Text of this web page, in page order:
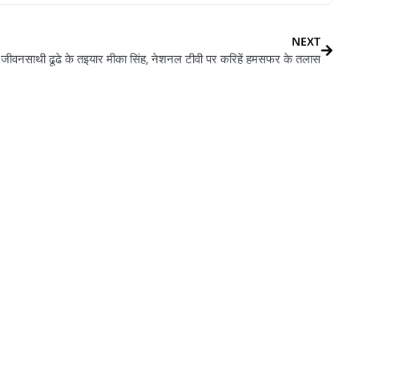
NEXT
जीवनसाथी ढूढे के तइयार मीका सिंह, नेशनल टीवी पर करिहें हमसफर के तलास